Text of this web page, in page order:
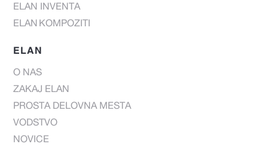
ELAN INVENTA
ELAN KOMPOZITI
ELAN
O NAS
ZAKAJ ELAN
PROSTA DELOVNA MESTA
VODSTVO
NOVICE